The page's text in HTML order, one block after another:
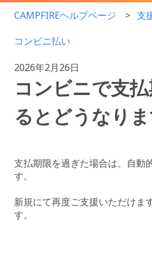
CAMPFIREヘルプページ 支
コンビニ払い
2026年2月26日
コンビニで支
るとどうなり
支払期限を過ぎた場合は、自動
す。
新規にて再度ご支援いただけま
す。